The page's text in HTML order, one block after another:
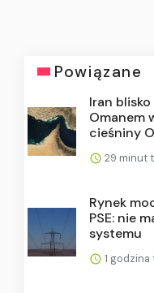
Powiązane
Iran
Omanem
cieśniny
29 minut
Rynek
PSE: nie
systemu
1 godzina